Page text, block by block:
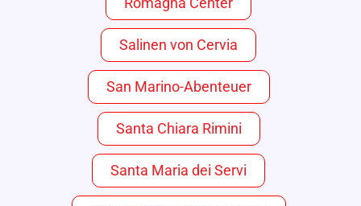
Salinen von Cervia
San Marino-Abenteuer
Santa Chiara Rimini
Santa Maria dei Servi